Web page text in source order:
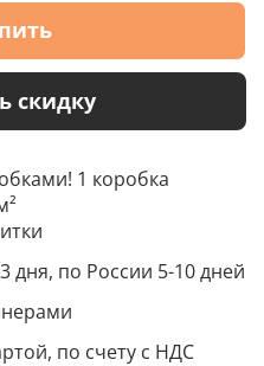
скидку
1 коробка
дня, по России 5-10 дней
по счету с НДС